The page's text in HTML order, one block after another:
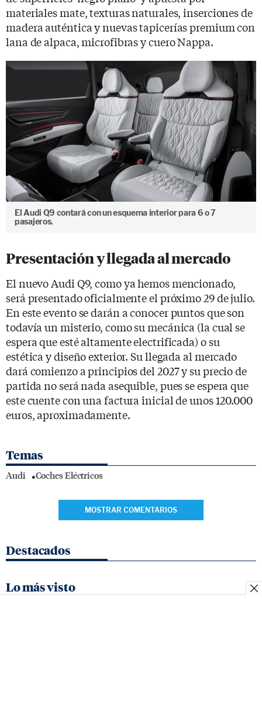
materiales mate, texturas naturales, inserciones de
madera auténtica y nuevas tapicerías premium con
lana de alpaca, microfibras y cuero Nappa.
El Audi Q9 contará con un esquema interior para 6 o 7
pasajeros.
Presentación y llegada al mercado
El nuevo Audi Q9, como ya hemos mencionado,
será presentado oficialmente el próximo 29 de julio.
En este evento se darán a conocer puntos que son
todavía un misterio, como su mecánica (la cual se
espera que esté altamente electrificada) o su
estética y diseño exterior. Su llegada al mercado
dará comienzo a principios del 2027 y su precio de
partida no será nada asequible, pues se espera que
este cuente con una factura inicial de unos 120.000
euros, aproximadamente.
Temas
Audi Coches Eléctricos
MOSTRAR COMENTARIOS
Destacados
Lo más visto